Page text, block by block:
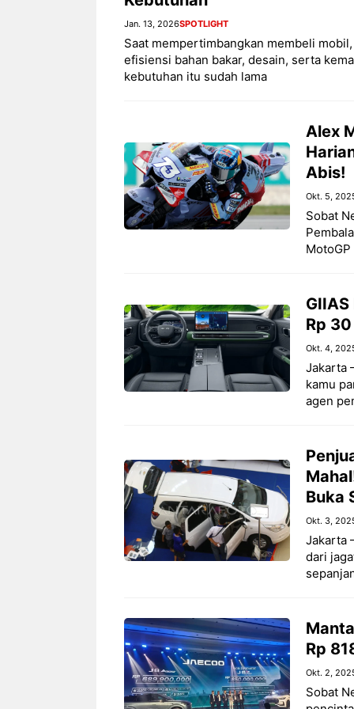
Jan. 13, 2026SPOTLIGHT
Saat mempertimbangkan membeli
efisiensi bahan bakar, desain, serta
kebutuhan itu sudah lama
Alex
Abis!
Okt. 5,
Sobat
Rp
Okt. 4,
Jakarta
kamu
agen
Buka
Okt. 3,
Jakarta
dari
Rp
Okt. 2,
Sobat